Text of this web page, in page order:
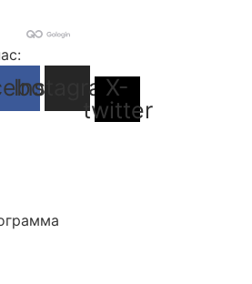
Instagram
X-
twitter